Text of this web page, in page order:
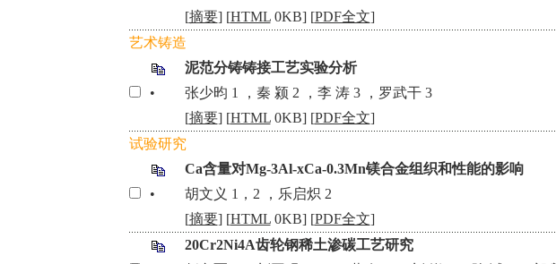
[摘要] [HTML0KB] [PDF全文]
艺术铸造
泥范分铸铸接工艺实验分析
•
张少昀 1 ，秦 颍 2 ，李 涛 3 ，罗武干 3
[摘要] [HTML0KB] [PDF全文]
试验研究
Ca含量对Mg-3Al-xCa-0.3Mn镁合金组织和性能的影响
•
胡文义 1，2 ，乐启炽 2
[摘要] [HTML0KB] [PDF全文]
20Cr2Ni4A齿轮钢稀土渗碳工艺研究